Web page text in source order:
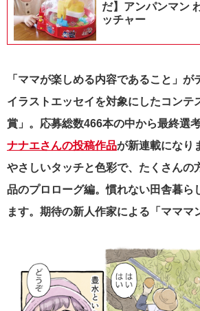
だ】アンパンマン
ッチャー
「ママが楽しめる内容であること」が
イラストエッセイを対象にしたコンテ
賞」。応募総数466本の中から最終選考
ナナエさんの投稿作品が新連載になり
やさしいタッチと色彩で、たくさんの
品のプロローグ編。慣れない田舎暮ら
ます。期待の新人作家による「マママ